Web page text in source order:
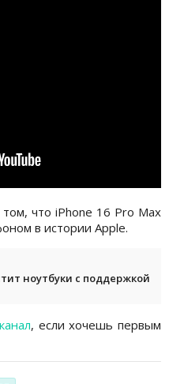
что iPhone 16 Pro Max
в истории Apple.
ноутбуки с поддержкой
, если хочешь первым